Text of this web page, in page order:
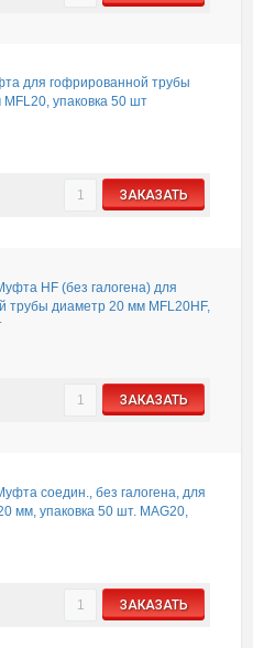
для гофрированной трубы
упаковка 50 шт
ЗАКАЗАТЬ
HF (без галогена) для
трубы диаметр 20 мм MFL20HF,
ЗАКАЗАТЬ
соедин., без галогена, для
мм, упаковка 50 шт. MAG20,
ЗАКАЗАТЬ